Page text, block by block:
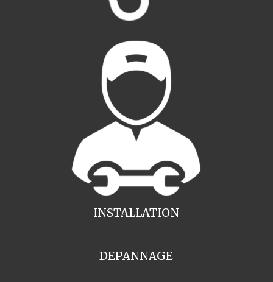
INSTALLATION
DEPANNAGE